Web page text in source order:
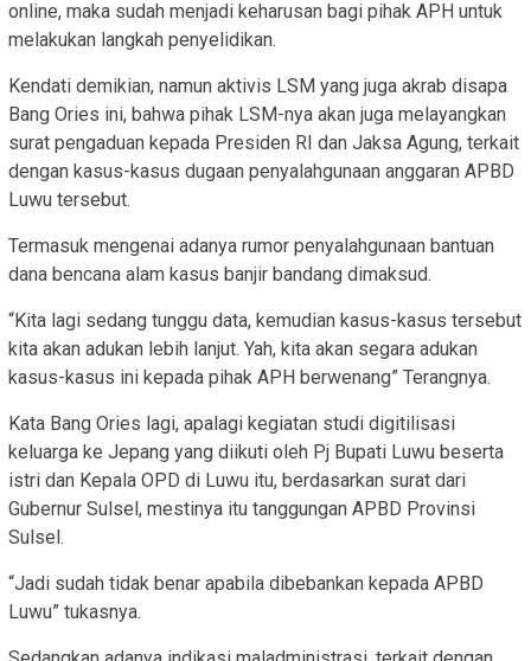
online, maka sudah menjadi keharusan bagi pihak APH untuk
melakukan langkah penyelidikan.
Kendati demikian, namun aktivis LSM yang juga akrab disapa
Bang Ories ini, bahwa pihak LSM-nya akan juga melayangkan
surat pengaduan kepada Presiden RI dan Jaksa Agung, terkait
dengan kasus-kasus dugaan penyalahgunaan anggaran APBD
Luwu tersebut.
Termasuk mengenai adanya rumor penyalahgunaan bantuan
dana bencana alam kasus banjir bandang dimaksud.
“Kita lagi sedang tunggu data, kemudian kasus-kasus tersebut
kita akan adukan lebih lanjut. Yah, kita akan segara adukan
kasus-kasus ini kepada pihak APH berwenang” Terangnya.
Kata Bang Ories lagi, apalagi kegiatan studi digitilisasi
keluarga ke Jepang yang diikuti oleh Pj Bupati Luwu beserta
istri dan Kepala OPD di Luwu itu, berdasarkan surat dari
Gubernur Sulsel, mestinya itu tanggungan APBD Provinsi
Sulsel.
“Jadi sudah tidak benar apabila dibebankan kepada APBD
Luwu” tukasnya.